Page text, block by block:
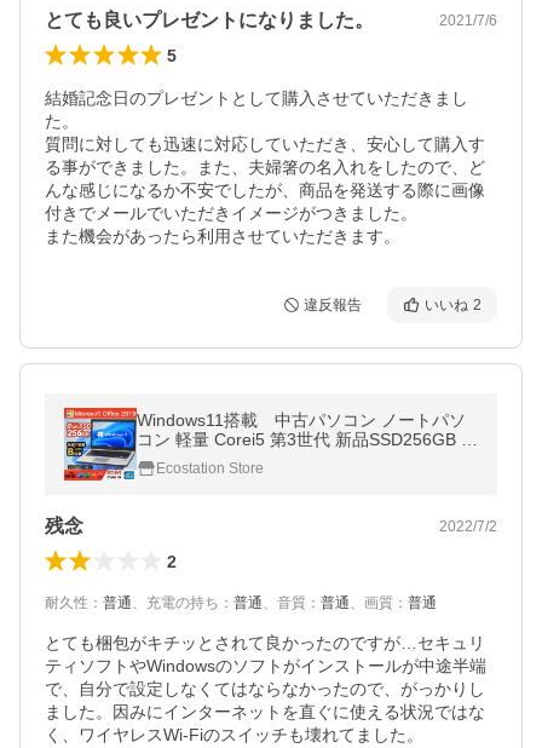
とても良いプレゼントになりました。 2021/7/6
5
結婚記念日のプレゼントとして購入させていただきまし
た。
質問に対しても迅速に対応していただき、安心して購入す
る事ができました。また、夫婦箸の名入れをしたので、ど
んな感じになるか不安でしたが、商品を発送する際に画像
付きでメールでいただきイメージがつきました。
また機会があったら利用させていただきます。
違反報告 いいね 2
Windows11搭載 中古パソコン ノートパソ
コン 軽量 Corei5 第3世代 新品SSD256GB メ
モリ8GB ノートPC 中古ノートパソコン Offi
ce2019 MicrosoftOffice USB3.0
Ecostation Store
残念 2022/7/2
2
耐久性 ： 普通、 充電の持ち ： 普通、 音質 ： 普通、 画質 ： 普通
とても梱包がキチッとされて良かったのですが…セキュリ
ティソフトやWindowsのソフトがインストールが中途半端
で、自分で設定しなくてはならなかったので、がっかりし
ました。因みにインターネットを直ぐに使える状況ではな